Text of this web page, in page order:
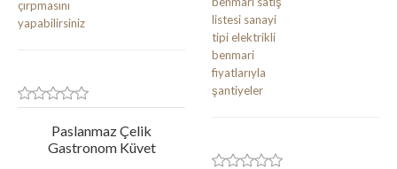
Paslanmaz Çelik
Gastronom Küvet